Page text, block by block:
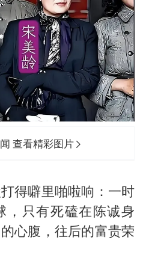
查看精彩图片
得噼里啪啦响：一时
，只有死磕在陈诚身
心腹，往后的富贵荣